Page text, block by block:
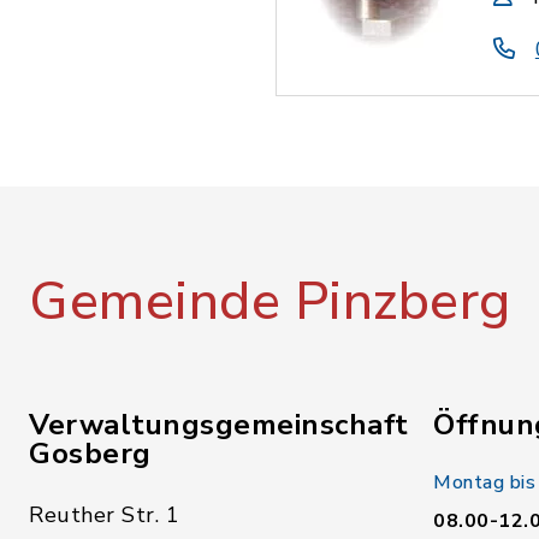
Gemeinde Pinzberg
Verwaltungsgemeinschaft
Gosberg
Reuther Str. 1
Montag
08.00-